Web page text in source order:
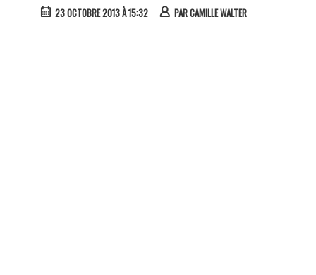
23 OCTOBRE 2013 À 15:32 PARCAMILLE WALTER